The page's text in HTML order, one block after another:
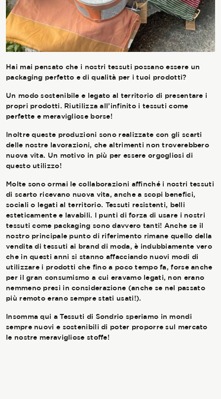
Hai mai pensato che i nostri tessuti possano essere un
packaging perfetto e di qualità per i tuoi prodotti?
Un modo sostenibile e legato al territorio di presentare i
propri prodotti. Riutilizza all’infinito i tessuti come
perfette e meravigliose borse!
Inoltre queste produzioni sono realizzate con gli scarti
delle nostre lavorazioni, che altrimenti non troverebbero
nuova vita. Un motivo in più per essere orgogliosi di
questo utilizzo!
Molte sono ormai le collaborazioni affinché i nostri tessuti
di scarto ricevano nuova vita, anche a scopi benefici,
sociali o legati al territorio. Tessuti resistenti, belli
esteticamente e lavabili. I punti di forza di usare i nostri
tessuti come packaging sono davvero tanti! Anche se il
nostro principale punto di riferimento rimane quello della
vendita di tessuti ai brand di moda, è indubbiamente vero
che in questi anni si stanno affacciando nuovi modi di
utilizzare i prodotti che fino a poco tempo fa, forse anche
per il gran consumismo a cui eravamo legati, non erano
nemmeno presi in considerazione (anche se nel passato
più remoto erano sempre stati usati!).
Insomma qui a Tessuti di Sondrio speriamo in mondi
sempre nuovi e sostenibili di poter proporre sul mercato
le nostre meravigliose stoffe!
La Stagione Autunno/Inverno
La Stagione Primavera/Estate
Le sotto-collezioni
SOSTENIBILITÀ
Heart for Earth
UpCycle
Certificazioni
Membership
NOVITÀ
CONTATTI